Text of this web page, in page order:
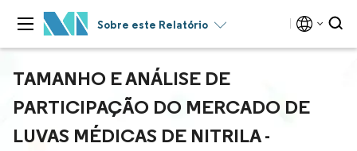
Sobre este Relatório
TAMANHO E ANÁLISE DE
PARTICIPAÇÃO DO MERCADO DE
LUVAS MÉDICAS DE NITRILA -